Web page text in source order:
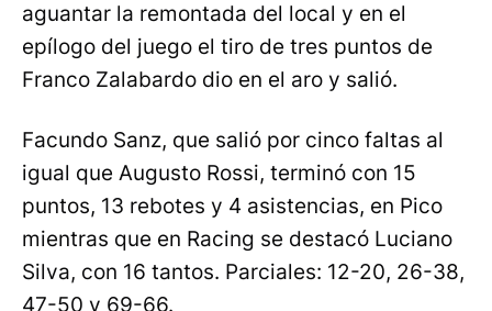
aguantar la remontada del local y en el
epílogo del juego el tiro de tres puntos de
Franco Zalabardo dio en el aro y salió.
Facundo Sanz, que salió por cinco faltas al
igual que Augusto Rossi, terminó con 15
puntos, 13 rebotes y 4 asistencias, en Pico
mientras que en Racing se destacó Luciano
Silva, con 16 tantos. Parciales: 12-20, 26-38,
47-50 y 69-66.